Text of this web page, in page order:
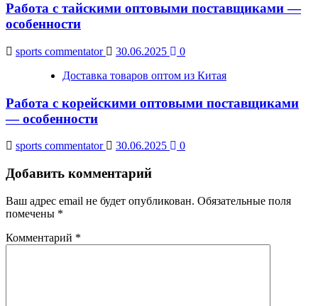
Работа с тайскими оптовыми поставщиками —
особенности
sports commentator 30.06.2025
0
Доставка товаров оптом из Китая
Работа с корейскими оптовыми поставщиками
— особенности
sports commentator 30.06.2025 0
Добавить комментарий
Ваш адрес email не будет опубликован. Обязательные поля
помечены *
Комментарий *